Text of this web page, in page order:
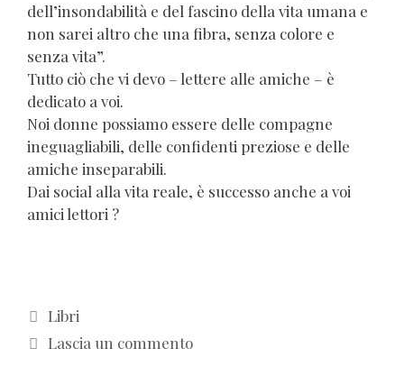
dell’insondabilità e del fascino della vita umana e
non sarei altro che una fibra, senza colore e
senza vita”.
Tutto ciò che vi devo – lettere alle amiche – è
dedicato a voi.
Noi donne possiamo essere delle compagne
ineguagliabili, delle confidenti preziose e delle
amiche inseparabili.
Dai social alla vita reale, è successo anche a voi
amici lettori ?
Categorie
Libri
Lascia un commento